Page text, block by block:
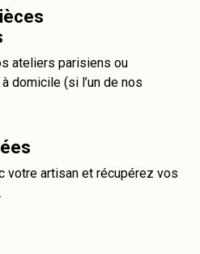
ateliers parisiens ou
domicile (si l’un de nos
votre artisan et récupérez vos